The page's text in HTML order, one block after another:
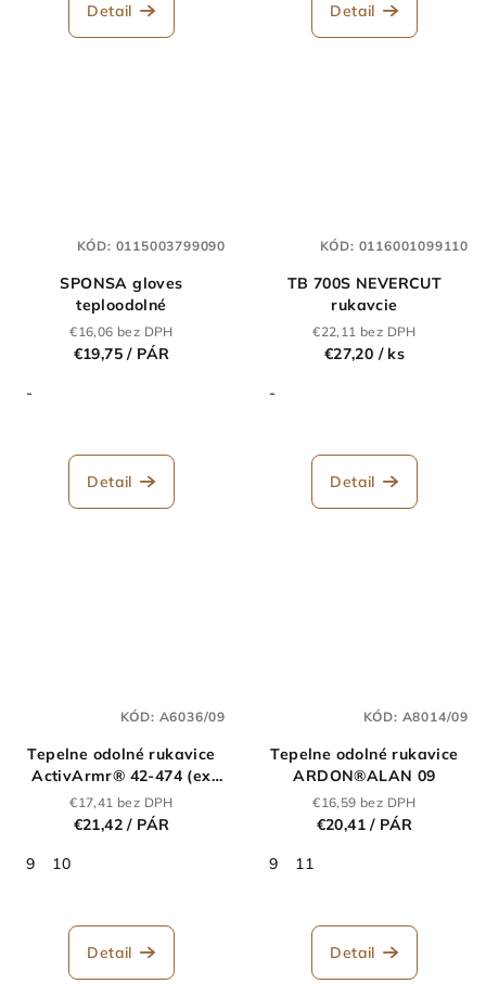
Detail Detail
SPONSA gloves
teploodolné
€16,06 bez DPH
€19,75/ PÁR
-
Detail
KÓD: 0115003799090
TB 700S NEVERCUT
rukavcie
€22,11 bez DPH
€27,20 / ks
-
Detail
KÓD: 0116001099110
Tepelne odolné rukavice
ActivArmr® 42-474 (ex
Crusader) 09
€17,41 bez DPH
€21,42/ PÁR
9
10
Detail
KÓD: A6036/09
Tepelne odolné rukavice
ARDON®ALAN 09
€16,59 bez DPH
€20,41/ PÁR
9
11
Detail
KÓD: A8014/09